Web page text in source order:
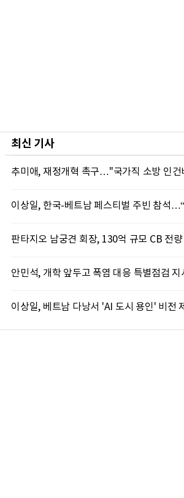
최신 기사